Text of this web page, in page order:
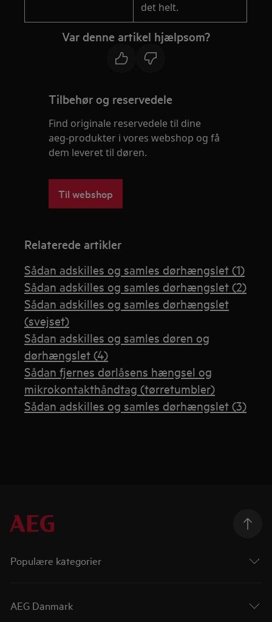
det helt.
Var denne artikel hjælpsom?
Tilbehør og reservedele
Find originale reservedele til dine
aeg-produkter i vores webshop og få
dem leveret til døren.
Til webshop
Relaterede artikler
Sådan adskilles og samles dørhængslet (1)
Sådan adskilles og samles dørhængslet (2)
Sådan adskilles og samles dørhængslet
(svejset)
Sådan adskilles og samles døren og
dørhængslet (4)
Sådan fjernes dørlåsens hængsel og
mikrokontakthåndtag (tørretumbler)
Sådan adskilles og samles dørhængslet (3)
Populære kategorier
AEG Danmark